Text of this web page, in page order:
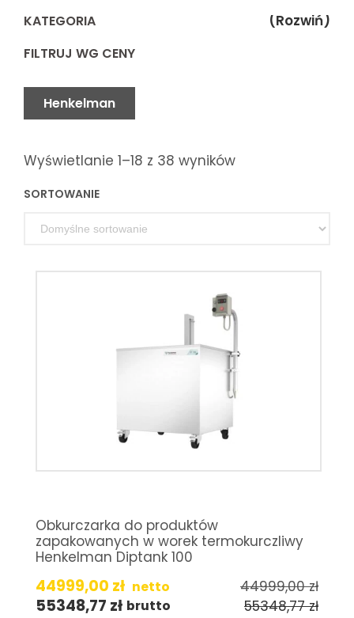
KATEGORIA (Rozwiń)
FILTRUJ WG CENY
Henkelman
Wyświetlanie 1–18 z 38 wyników
SORTOWANIE
Obkurczarka do produktów
zapakowanych w worek termokurczliwy
Henkelman Diptank 100
44999,00 zł netto 44999,00zł
55348,77 zł brutto 55348,77zł